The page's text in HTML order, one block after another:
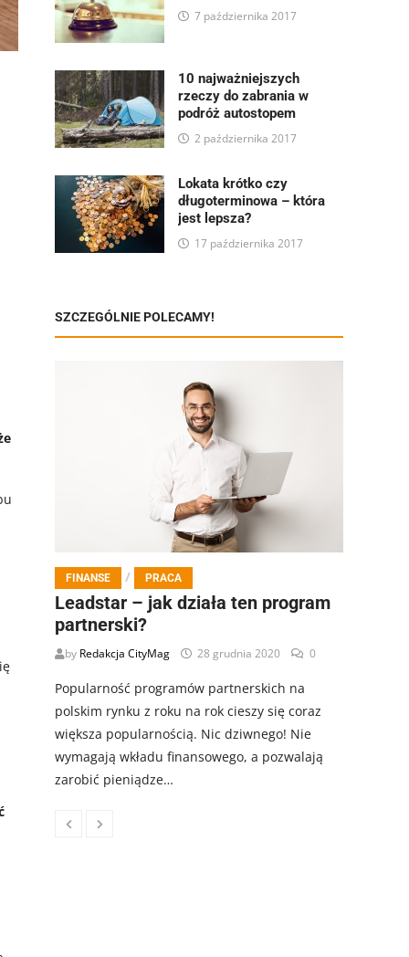
7 października 2017
10 najważniejszych
rzeczy do zabrania w
podróż autostopem
2 października 2017
Lokata krótko czy
długoterminowa – która
jest lepsza?
17 października 2017
SZCZEGÓLNIE POLECAMY!
FINANSE / PRACA
Leadstar – jak działa ten program
partnerski?
by Redakcja CityMag 28 grudnia 2020 0
Popularność programów partnerskich na
polskim rynku z roku na rok cieszy się coraz
większa popularnością. Nic dziwnego! Nie
wymagają wkładu finansowego, a pozwalają
zarobić pieniądze…